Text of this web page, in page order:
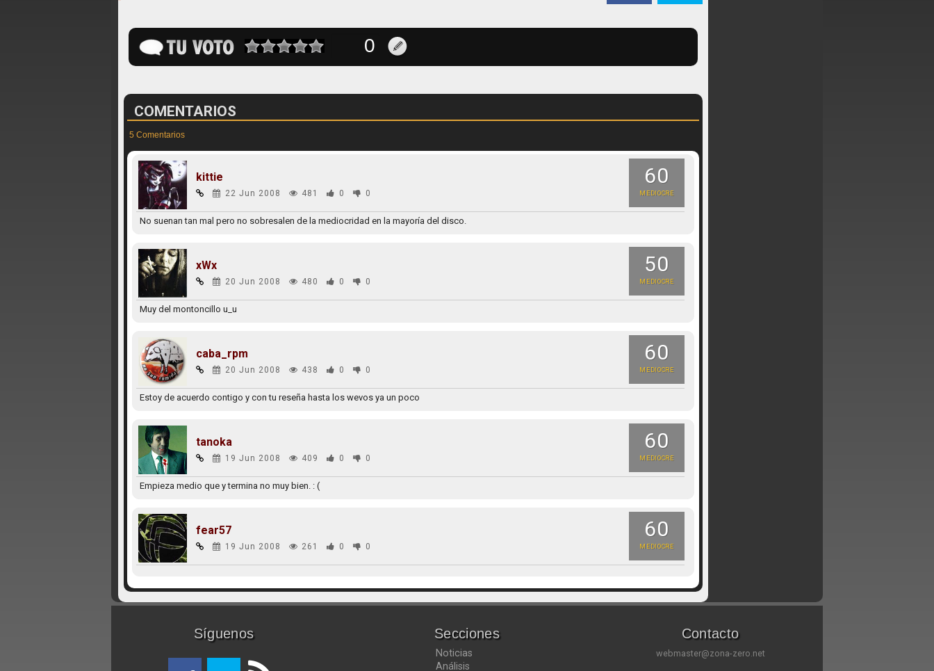
COMENTARIOS
5 Comentarios
60
MEDIOCRE
kittie
22 Jun 2008 481 0 0
No suenan tan mal pero no sobresalen de la mediocridad en la mayoría del disco.
50
MEDIOCRE
xWx
20 Jun 2008 480 0 0
Muy del montoncillo u_u
60
MEDIOCRE
caba_rpm
20 Jun 2008 438 0 0
Estoy de acuerdo contigo y con tu reseña hasta los wevos ya un poco
60
MEDIOCRE
tanoka
19 Jun 2008 409 0 0
Empieza medio que y termina no muy bien. : (
60
MEDIOCRE
fear57
19 Jun 2008 261 0 0
Síguenos Secciones
Noticias
Análisis
Contacto
webmaster@zona-zero.net